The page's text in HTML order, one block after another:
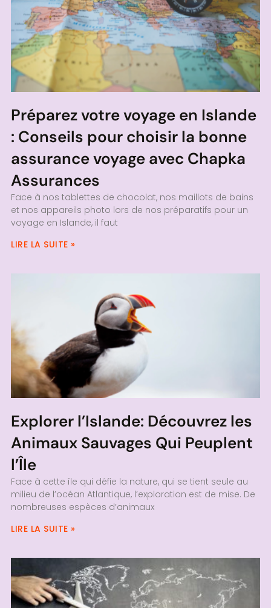
Préparez votre voyage en Islande
: Conseils pour choisir la bonne
assurance voyage avec Chapka
Assurances
Face à nos tablettes de chocolat, nos maillots de bains
et nos appareils photo lors de nos préparatifs pour un
voyage en Islande, il faut
LIRE LA SUITE »
Explorer l’Islande: Découvrez les
Animaux Sauvages Qui Peuplent
l’Île
Face à cette île qui défie la nature, qui se tient seule au
milieu de l’océan Atlantique, l’exploration est de mise. De
nombreuses espèces d’animaux
LIRE LA SUITE »